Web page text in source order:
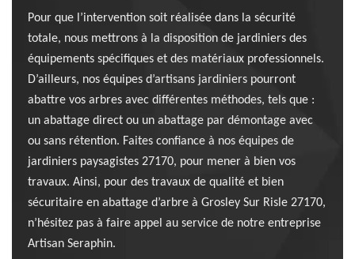
Pour que l’intervention soit réalisée dans la sécurité
totale, nous mettrons à la disposition de jardiniers des
équipements spécifiques et des matériaux professionnels.
D’ailleurs, nos équipes d’artisans jardiniers pourront
abattre vos arbres avec différentes méthodes, tels que :
un abattage direct ou un abattage par démontage avec
ou sans rétention. Faites confiance à nos équipes de
jardiniers paysagistes 27170, pour mener à bien vos
travaux. Ainsi, pour des travaux de qualité et bien
sécuritaire en abattage d’arbre à Grosley Sur Risle 27170,
n’hésitez pas à faire appel au service de notre entreprise
Artisan Seraphin.